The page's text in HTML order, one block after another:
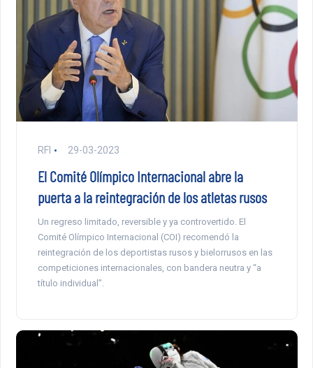
RFI 29-03-2023
El Comité Olímpico Internacional abre la
puerta a la reintegración de los atletas rusos
Un regreso limitado, reversible y ya controvertido. El
Comité Olímpico Internacional (COI) recomendó la
reintegración de los deportistas rusos y bielorrusos en las
competiciones internacionales, con bandera neutra y “a
título individual”.